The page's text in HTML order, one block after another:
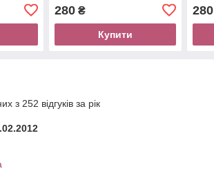
280₴
Купити
280
з 252 відгуків за рік